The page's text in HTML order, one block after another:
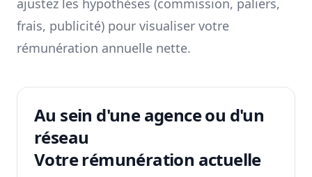
ajustez les hypothèses (commission, paliers,
frais, publicité) pour visualiser votre
rémunération annuelle nette.
Au sein d'une agence ou d'un
réseau
Votre rémunération actuelle